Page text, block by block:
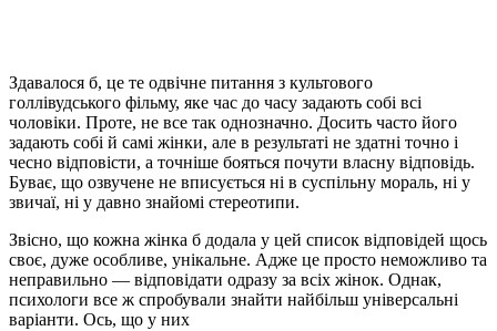
Здавалося б, це те одвічне питання з культового
голлівудського фільму, яке час до часу задають собі всі
чоловіки. Проте, не все так однозначно. Досить часто його
задають собі й самі жінки, але в результаті не здатні точно і
чесно відповісти, а точніше бояться почути власну відповідь.
Буває, що озвучене не вписується ні в суспільну мораль, ні у
звичаї, ні у давно знайомі стереотипи.
Звісно, що кожна жінка б додала у цей список відповідей щось
своє, дуже особливе, унікальне. Адже це просто неможливо та
неправильно — відповідати одразу за всіх жінок. Однак,
психологи все ж спробували знайти найбільш універсальні
варіанти. Ось, що у них